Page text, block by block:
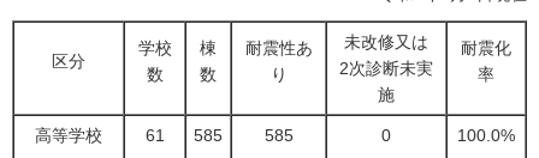
区分
学校
数
棟
数
耐震性あ
り
未改修又は
2次診断未実
施
耐震化
率
高等学校 61 585 585 0 100.0%